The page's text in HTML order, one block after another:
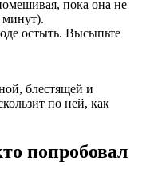
пока она не
минут).
остыть. Высыпьте
блестящей и
по ней, как
попробовал